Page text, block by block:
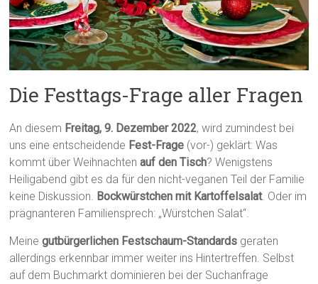
Die Festtags-Frage aller Fragen
An diesem Freitag, 9. Dezember 2022, wird zumindest bei
uns eine entscheidende Fest-Frage (vor-) geklärt: Was
kommt über Weihnachtenauf den Tisch? Wenigstens
Heiligabend gibt es da für den nicht-veganen Teil der Familie
keine Diskussion. Bockwürstchen mit Kartoffelsalat. Oder im
prägnanteren Familiensprech: „Würstchen Salat“.
Meinegutbürgerlichen Festschaum-Standards geraten
allerdings erkennbar immer weiter ins Hintertreffen. Selbst
auf dem Buchmarkt dominieren bei der Suchanfrage